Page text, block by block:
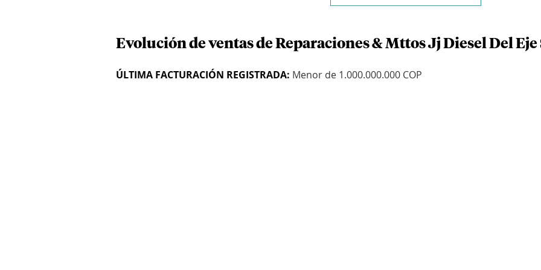
Evolución de ventas de Reparaciones & Mttos Jj Diesel Del Eje
ÚLTIMA FACTURACIÓN REGISTRADA: Menor de 1.000.000.000 COP